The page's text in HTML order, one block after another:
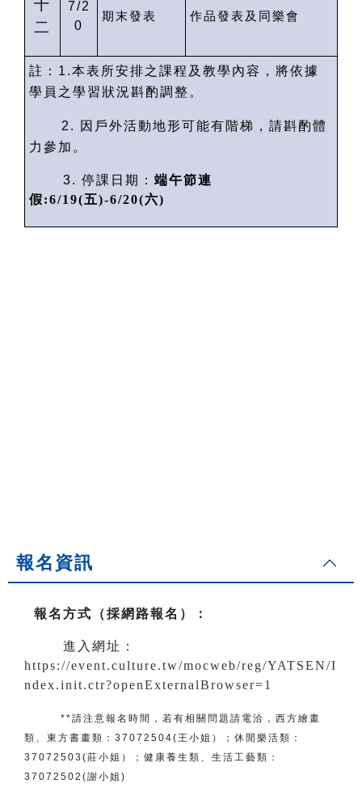
十
二
7/2
0
期末發表 作品發表及同樂會
註： 1.本表所安排之課程及教學內容，將依據
學員之學習狀況斟酌調整。
2.
因戶外活動地形可能有階梯，請斟酌體
力參加。
3. 停課日期： 端午節連
假:6/19(五)-6/20(六)
報名資訊
報名方式（採網路報名） ：
進入網址：
https://event.culture.tw/mocweb/reg/YATSEN/I
ndex.init.ctr?openExternalBrowser=1
**請注意報名時間，若有相關問題 請電洽 ， 西方繪畫
類、東方書畫類： 37072504(王小姐） ； 休閒樂活類：
37072503(莊小姐）； 健康養生類、生活工藝類：
37072502(謝小姐)